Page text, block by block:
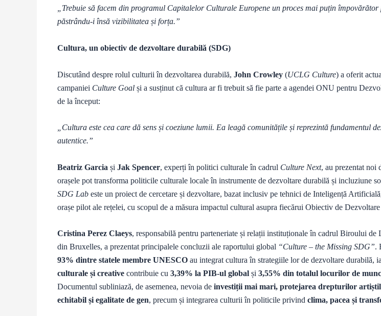
„Trebuie să facem din programul Capitalelor Culturale Europene un proces mai puțin împovărător
păstrându-i însă vizibilitatea și forța.”
Cultura, un obiectiv de dezvoltare durabilă (SDG)
Discutând despre rolul culturii în dezvoltarea durabilă, John Crowley (UCLG Culture) a oferit
campaniei Culture Goal și a susținut că cultura ar fi trebuit să fie parte a agendei ONU pentru
de la început:
„Cultura este cea care dă sens și coeziune lumii. Ea leagă comunitățile și reprezintă fundamentul
autentice.”
Beatriz Garcia și Jak Spencer, experți în politici culturale în cadrul Culture Next, au prezentat noi
orașele pot transforma politicile culturale locale în instrumente de dezvoltare durabilă și incluziune
SDG Lab este un proiect de cercetare și dezvoltare, bazat inclusiv pe tehnici de Inteligență
orașe pilot ale rețelei, cu scopul de a măsura impactul cultural asupra fiecărui Obiectiv de
Cristina Perez Claeys, responsabilă pentru parteneriate și relații instituționale în cadrul Biroului de
din Bruxelles, a prezentat principalele concluzii ale raportului global “Culture – the Missing SDG”.
93% dintre statele membre UNESCO au integrat cultura în strategiile lor de dezvoltare durabilă,
culturale și creative contribuie cu 3,39% la PIB-ul global și 3,55% din totalul locurilor de
Documentul subliniază, de asemenea, nevoia de investiții mai mari, protejarea drepturilor
echitabil și egalitate de gen, precum și integrarea culturii în politicile privind clima, pacea și